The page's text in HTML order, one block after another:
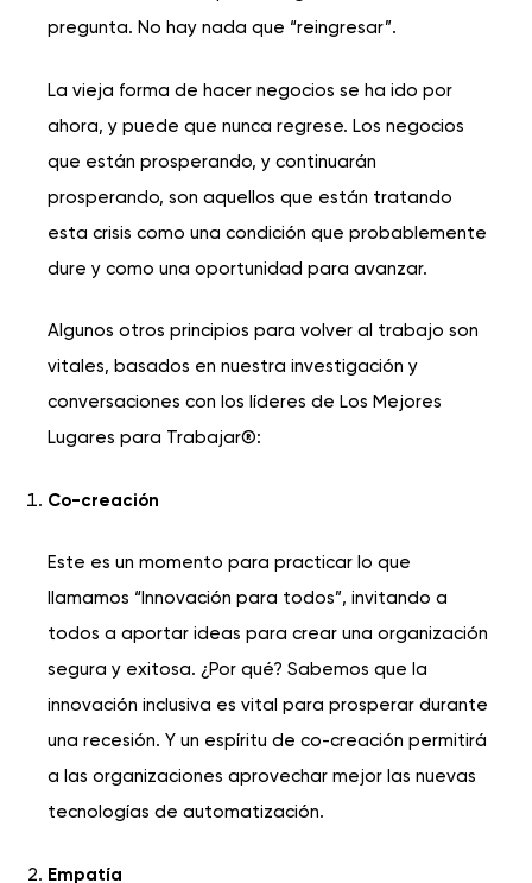
pregunta. No hay nada que “reingresar”.
La vieja forma de hacer negocios se ha ido por
ahora, y puede que nunca regrese. Los negocios
que están prosperando, y continuarán
prosperando, son aquellos que están tratando
esta crisis como una condición que probablemente
dure y como una oportunidad para avanzar.
Algunos otros principios para volver al trabajo son
vitales, basados ​​en nuestra investigación y
conversaciones con los líderes de Los Mejores
Lugares para Trabajar®:
Co-creación
Este es un momento para practicar lo que
llamamos “Innovación para todos”, invitando a
todos a aportar ideas para crear una organización
segura y exitosa. ¿Por qué? Sabemos que la
innovación inclusiva es vital para prosperar durante
una recesión. Y un espíritu de co-creación permitirá
a las organizaciones aprovechar mejor las nuevas
tecnologías de automatización.
Empatía